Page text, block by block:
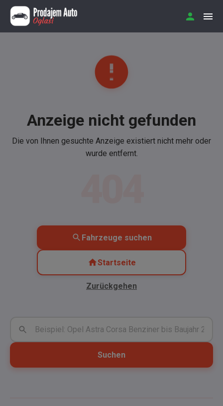
Anzeige nicht gefunden
Die von Ihnen gesuchte Anzeige existiert nicht mehr oder
wurde entfernt.
Fahrzeuge suchen
Startseite
Zurückgehen
Suchen